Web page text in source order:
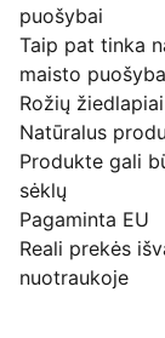
puošybai
Taip pat tinka
maisto
Rožių
Natūralus
Produkte gali
sėklų
Pagaminta EU
Reali prekės
nuotraukoje